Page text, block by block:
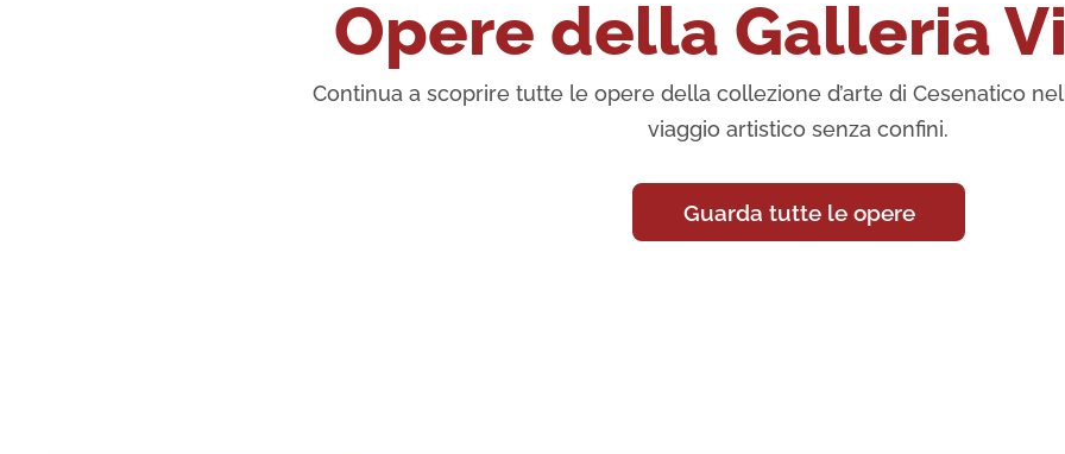
Opere della Galleria
Continua a scoprire tutte le opere della collezione d’arte di Cesenatico
viaggio artistico senza confini.
Guarda tutte le opere